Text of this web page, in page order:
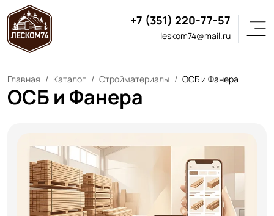
+7 (351) 220-77-57
leskom74@mail.ru
Главная Каталог Стройматериалы ОСБ и Фанера
ОСБ и Фанера